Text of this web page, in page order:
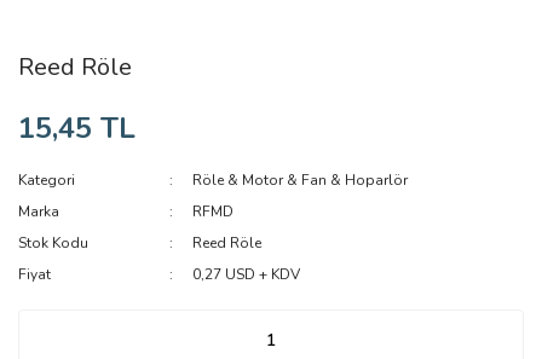
Reed Röle
15,45 TL
Kategori
Röle & Motor & Fan & Hoparlör
Marka
RFMD
Stok Kodu
Reed Röle
Fiyat
0,27 USD + KDV